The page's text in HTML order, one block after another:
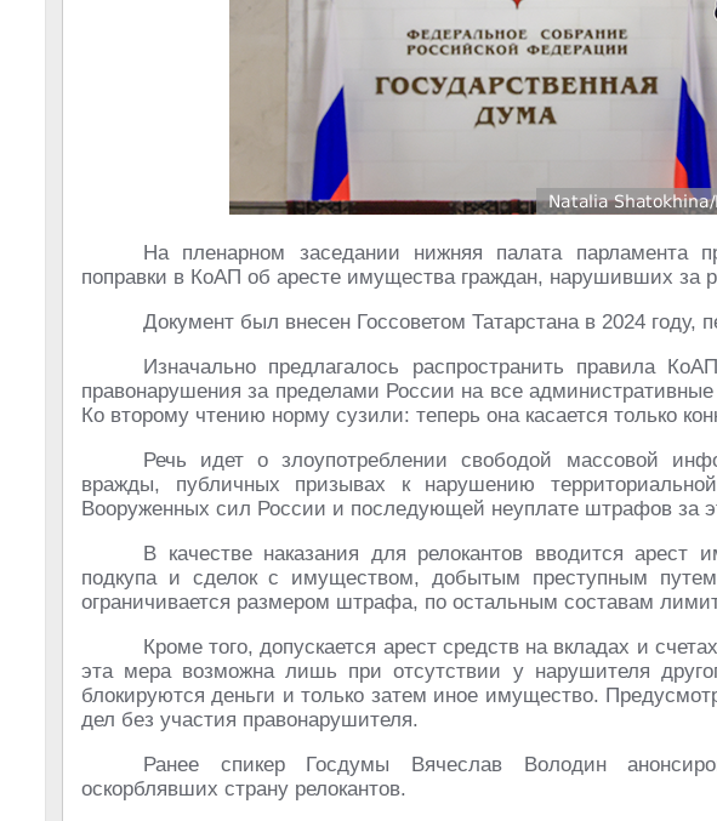
На пленарном заседании нижняя палата парламента
поправки в КоАП об аресте имущества граждан, нарушивших за
Документ был внесен Госсоветом Татарстана в 2024 году,
Изначально предлагалось распространить правила
правонарушения за пределами России на все
Ко второму чтению норму сузили: теперь она касается только
Речь идет о злоупотреблении свободой массовой
вражды, публичных призывах к нарушению
Вооруженных сил России и последующей неуплате штрафов за
В качестве наказания для релокантов вводится арест
подкупа и сделок с имуществом, добытым преступным
ограничивается размером штрафа, по остальным составам
Кроме того, допускается арест средств на вкладах и
эта мера возможна лишь при отсутствии у нарушителя
блокируются деньги и только затем иное имущество.
дел без участия правонарушителя.
Ранее спикер Госдумы Вячеслав Володин
оскорблявших страну релокантов.